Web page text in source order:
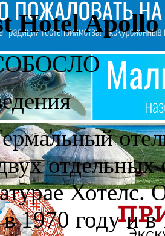
Hotel
отдельных
Хотелс.
1970 году и